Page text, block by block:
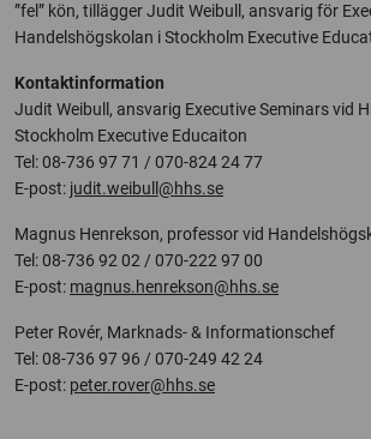
”fel” kön, tillägger Judit Weibull, ansvarig för
Handelshögskolan i Stockholm Executive
Kontaktinformation
Judit Weibull, ansvarig Executive Seminars vid
Stockholm Executive Educaiton
Tel: 08-736 97 71 / 070-824 24 77
E-post: judit.weibull@hhs.se
Magnus Henrekson, professor vid
Tel: 08-736 92 02 / 070-222 97 00
E-post: magnus.henrekson@hhs.se
Peter Rovér, Marknads- & Informationschef
Tel: 08-736 97 96 / 070-249 42 24
E-post: peter.rover@hhs.se